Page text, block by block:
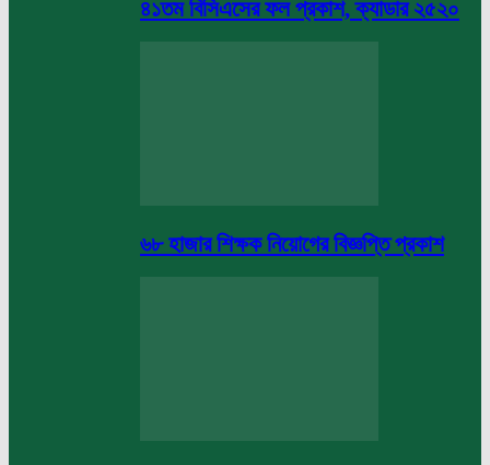
৪১তম বিসিএসের ফল প্রকাশ, ক্যাডার ২৫২০
৬৮ হাজার শিক্ষক নিয়োগের বিজ্ঞপ্তি প্রকাশ